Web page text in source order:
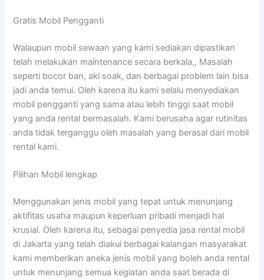
Gratis Mobil Pengganti
Walaupun mobil sewaan yang kami sediakan dipastikan
telah melakukan maintenance secara berkala,, Masalah
seperti bocor ban, aki soak, dan berbagai problem lain bisa
jadi anda temui. Oleh karena itu kami selalu menyediakan
mobil pengganti yang sama atau lebih tinggi saat mobil
yang anda rental bermasalah. Kami berusaha agar rutinitas
anda tidak terganggu oleh masalah yang berasal dari mobil
rental kami.
Pilihan Mobil lengkap
Menggunakan jenis mobil yang tepat untuk menunjang
aktifitas usaha maupun keperluan pribadi menjadi hal
krusial. Oleh karena itu, sebagai penyedia jasa rental mobil
di Jakarta yang telah diakui berbagai kalangan masyarakat
kami memberikan aneka jenis mobil yang boleh anda rental
untuk menunjang semua kegiatan anda saat berada di